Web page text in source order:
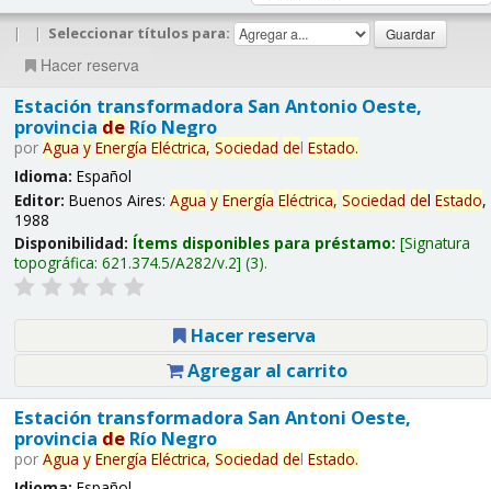
| | Seleccionar títulos para:
Hacer reserva
Estación transformadora San Antonio Oeste,
provincia deRío Negro
por Agua y Energía Eléctrica, Sociedad del Estado.
Idioma: Español
Editor: Buenos Aires: Agua y Energía Eléctrica, Sociedad del Estado,
1988
Disponibilidad: Ítems disponibles para préstamo: Signatura
topográfica: 621.374.5/A282/v.2 (3).
Hacer reserva
Agregar al carrito
Estación transformadora San Antoni Oeste,
provincia deRío Negro
por Agua y Energía Eléctrica, Sociedad del Estado.